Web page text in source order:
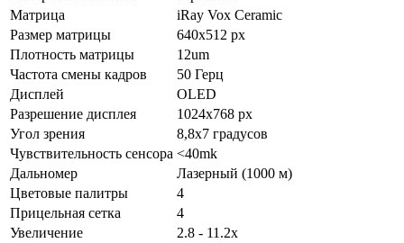
Матрица
iRay Vox Ceramic
Размер матрицы
640x512 px
Плотность матрицы
12um
Частота смены кадров
50 Герц
Дисплей
OLED
Разрешение дисплея
1024x768 px
Угол зрения
8,8x7 градусов
Чувствительность сенсора <40mk
Дальномер
Лазерный (1000 м)
Цветовые палитры
4
Прицельная сетка
4
Увеличение
2.8 - 11.2x